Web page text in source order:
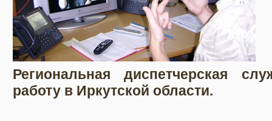
Региональная диспетчерская
работу в Иркутской области.